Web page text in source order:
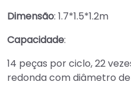
Dimensão: 1.7*1.5*1.2m
Capacidade:
14 peças por ciclo, 22
redonda com diâmetro